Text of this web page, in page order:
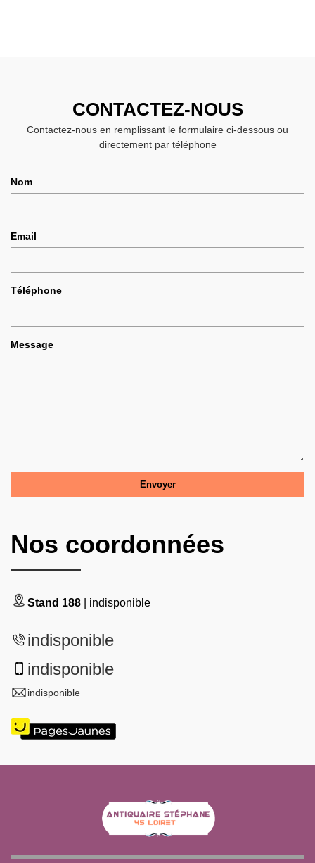
CONTACTEZ-NOUS
Contactez-nous en remplissant le formulaire ci-dessous ou
directement par téléphone
Nom
Email
Téléphone
Message
Nos coordonnées
Stand 188 | indisponible
indisponible
indisponible
indisponible